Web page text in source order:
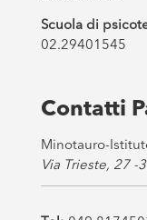
Scuola di
02.29401545
Contatti
Minotauro-
Via Trieste, 27 -